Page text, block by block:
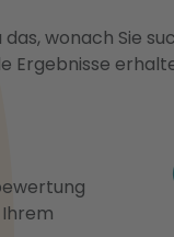
wonach Sie
Ergebnisse